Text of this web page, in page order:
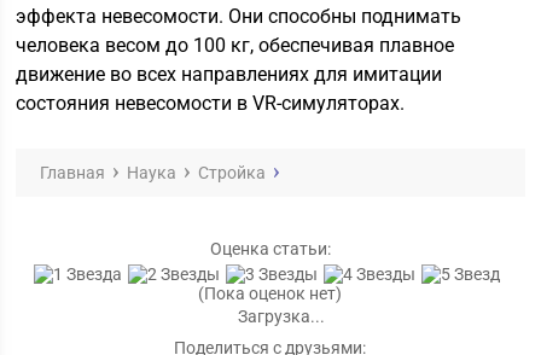
эффекта невесомости. Они способны поднимать
человека весом до 100 кг, обеспечивая плавное
движение во всех направлениях для имитации
состояния невесомости в VR-симуляторах.
Главная Наука Стройка
Оценка статьи:
(Пока оценок нет)
Загрузка...
Поделиться с друзьями: